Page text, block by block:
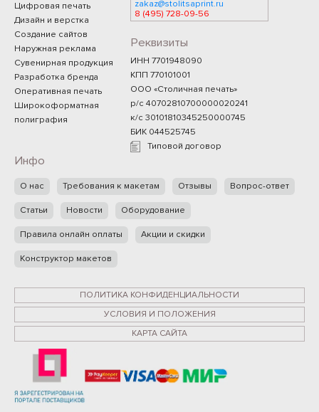
Цифровая печать
Дизайн и верстка
Создание сайтов
Наружная реклама
Сувенирная продукция
Разработка бренда
Оперативная печать
Широкоформатная
полиграфия
zakaz@stolitsaprint.ru
8 (495) 728-09-56
Реквизиты
ИНН 7701948090
КПП 770101001
ООО «Столичная печать»
р/с 40702810700000020241
к/с 30101810345250000745
БИК 044525745
Типовой договор
Инфо
О нас Требования к макетам Отзывы Вопрос-ответ
Статьи Новости Оборудование
Правила онлайн оплаты Акции и скидки
Конструктор макетов
ПОЛИТИКА КОНФИДЕНЦИАЛЬНОСТИ
УСЛОВИЯ И ПОЛОЖЕНИЯ
КАРТА САЙТА